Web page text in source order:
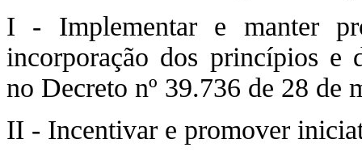
I - Implementar e manter
incorporação dos princípios e
no Decreto nº 39.736 de 28 de
II - Incentivar e promover